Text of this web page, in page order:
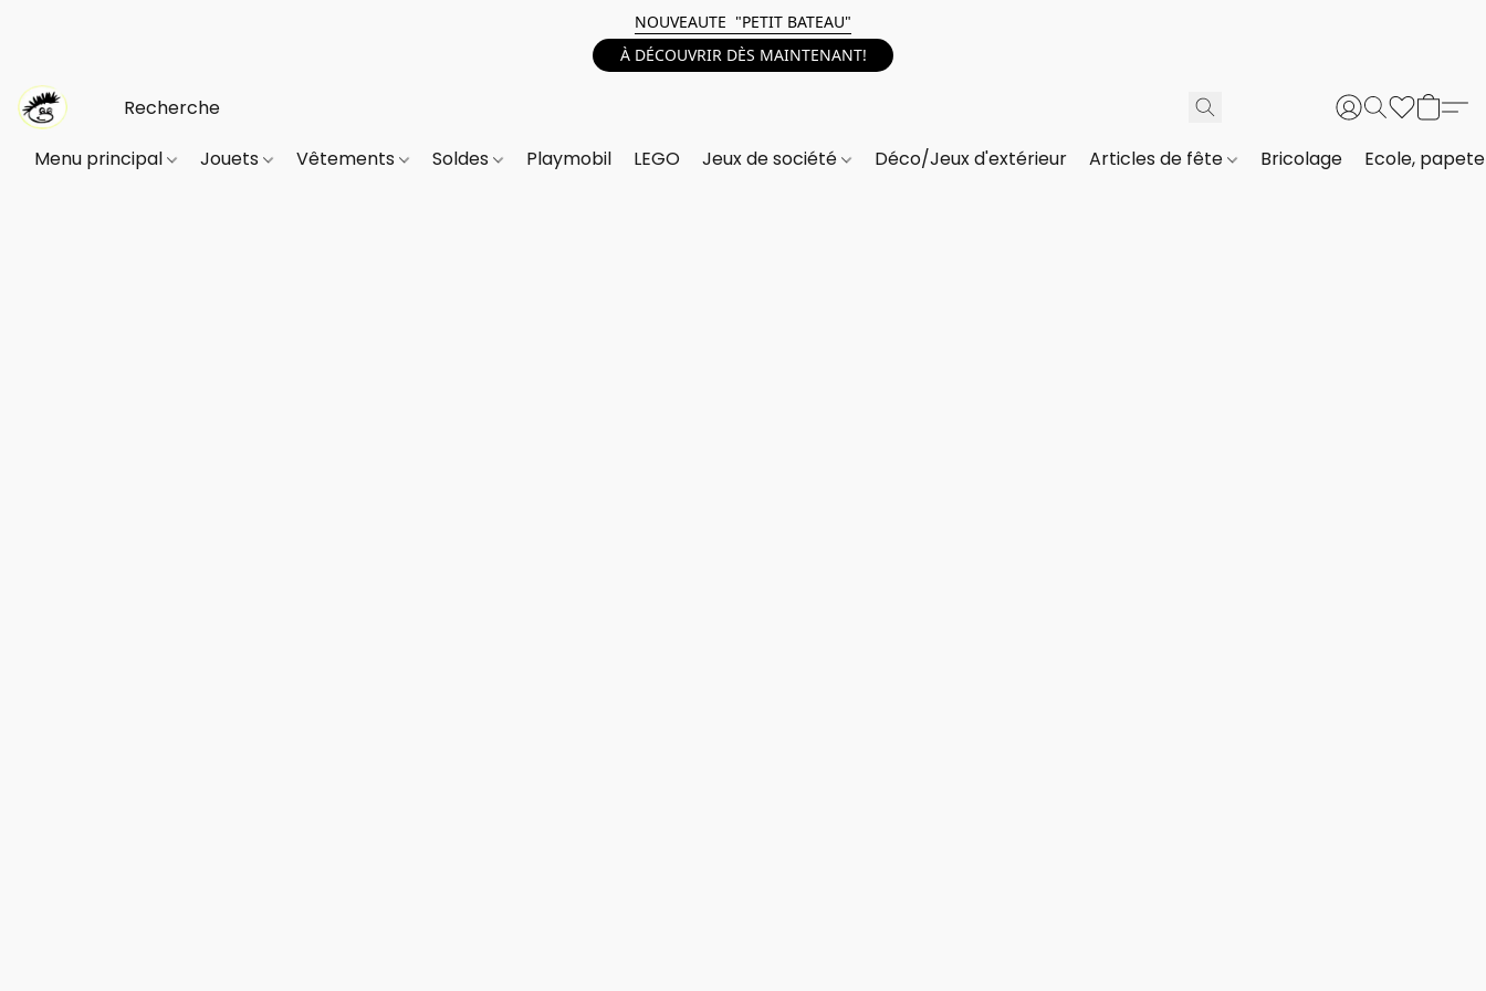
NOUVEAUTE "PETIT BATEAU"
À DÉCOUVRIR DÈS MAINTENANT!
Menu principal Jouets Vêtements Soldes Playmobil LEGO Jeux de société Déco/Jeux d'extérieur Articles de fête Bricolage Ecole,